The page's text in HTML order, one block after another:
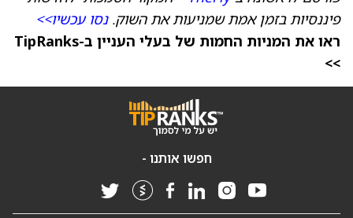
פיננסיות בזמן אמת שמניעות את השוק.נסו עכשיו>>
ראו את המניות החמות של בעלי העניין ב-TipRanks
>>
חפשו אותנו -